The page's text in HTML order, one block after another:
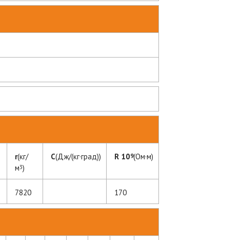
r(кг/
м3)
C(Дж/(кг·град)) R 109(Ом·м)
7820 170